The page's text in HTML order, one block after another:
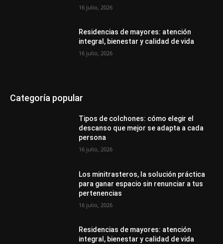
16 julio, 2026
Residencias de mayores: atención
integral, bienestar y calidad de vida
16 julio, 2026
Categoría popular
Tipos de colchones: cómo elegir el
descanso que mejor se adapta a cada
persona
16 julio, 2026
Los minitrasteros, la solución práctica
para ganar espacio sin renunciar a tus
pertenencias
16 julio, 2026
Residencias de mayores: atención
integral, bienestar y calidad de vida